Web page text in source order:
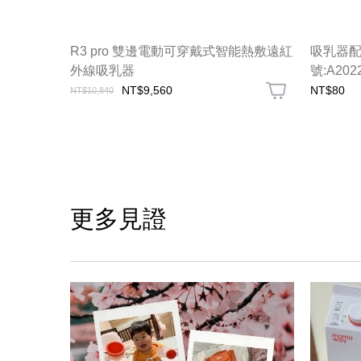
R3 pro 雙邊電動可穿戴式智能熱敷遠紅
外線吸乳器
NT$10,840 NT$9,560
吸乳器
號
NT$80
更多見證